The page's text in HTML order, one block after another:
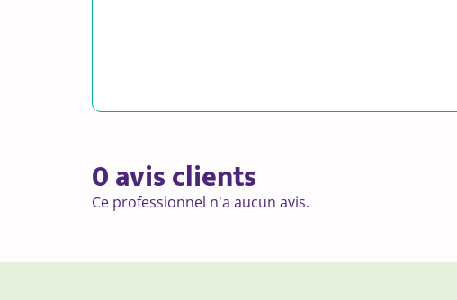
0 avis clients
Ce professionnel n'a aucun avis.